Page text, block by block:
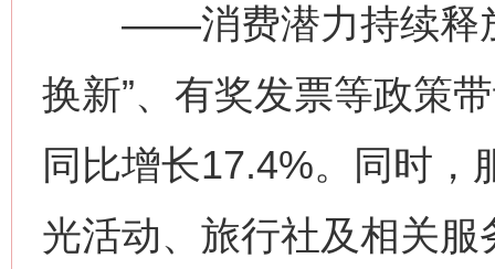
——消费潜力持续释放
换新”、有奖发票等政策
同比增长17.4%。同时，
光活动、旅行社及相关
这是一记警钟！ 谢